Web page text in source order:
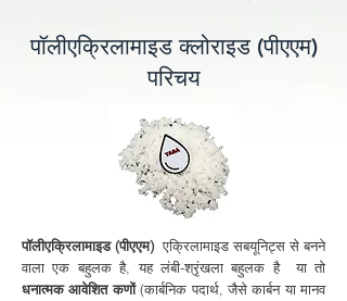
पॉलीएक्रिलामाइड क्लोराइड (पीएएम)
परिचय
पॉलीएक्रिलामाइड (पीएएम) एक्रिलामाइड सबयूनिट्स से बनने
वाला एक बहुलक है, यह लंबी-श्रृंखला बहुलक है या तो
धनात्मक आवेशित कणों(कार्बनिक पदार्थ, जैसे कार्बन या मानव